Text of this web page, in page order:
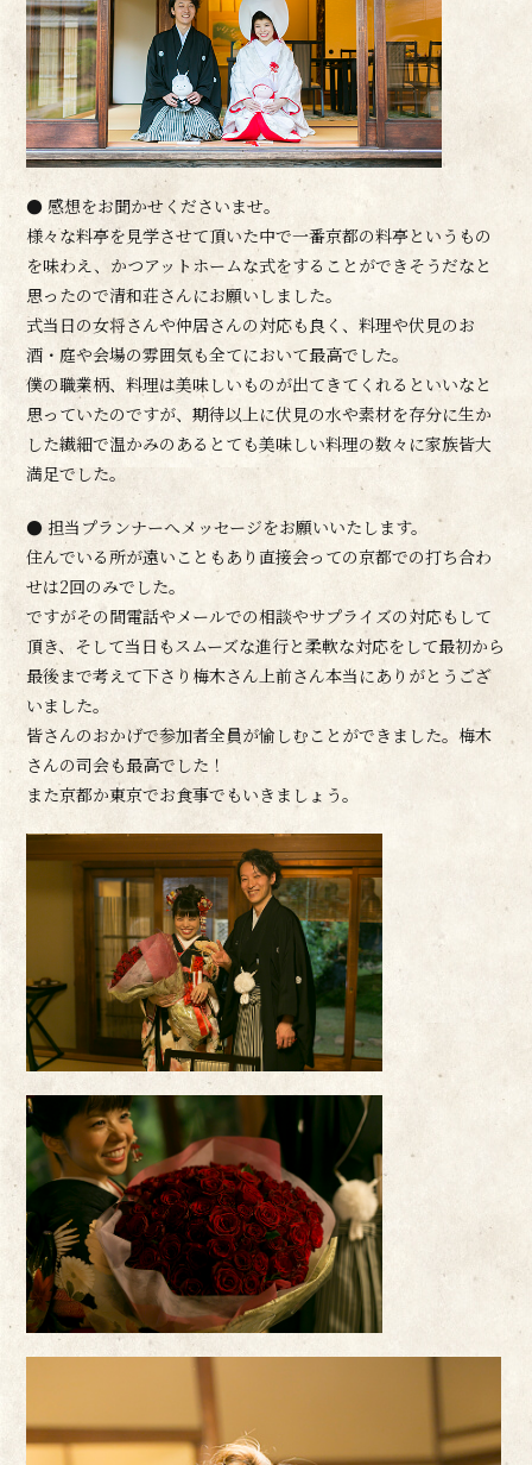
● 感想をお聞かせくださいませ。
様々な料亭を見学させて頂いた中で一番京都の料亭というもの
を味わえ、かつアットホームな式をすることができそうだなと
思ったので清和荘さんにお願いしました。
式当日の女将さんや仲居さんの対応も良く、料理や伏見のお
酒・庭や会場の雰囲気も全てにおいて最高でした。
僕の職業柄、料理は美味しいものが出てきてくれるといいなと
思っていたのですが、期待以上に伏見の水や素材を存分に生か
した繊細で温かみのあるとても美味しい料理の数々に家族皆大
満足でした。
● 担当プランナーへメッセージをお願いいたします。
住んでいる所が遠いこともあり直接会っての京都での打ち合わ
せは2回のみでした。
ですがその間電話やメールでの相談やサプライズの対応もして
頂き、そして当日もスムーズな進行と柔軟な対応をして最初から
最後まで考えて下さり梅木さん上前さん本当にありがとうござ
いました。
皆さんのおかげで参加者全員が愉しむことができました。梅木
さんの司会も最高でした！
また京都か東京でお食事でもいきましょう。